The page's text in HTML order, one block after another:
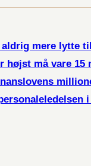
mere lytte
højst må vare 15